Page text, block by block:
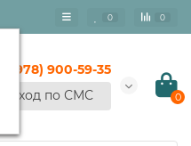
0 0
+7 (978) 900-59-35
Вход по СМС
0